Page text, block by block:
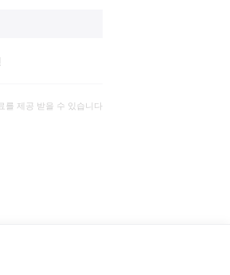
를 제공 받을 수 있습니다